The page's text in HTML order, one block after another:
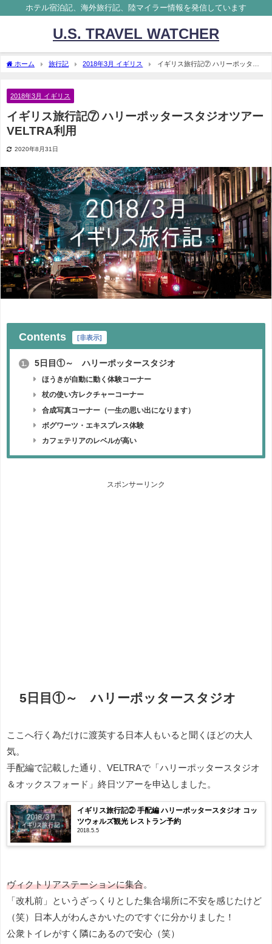
ホテル宿泊記、海外旅行記、陸マイラー情報を発信しています
U.S. TRAVEL WATCHER
ホーム 旅行記 2018年3月 イギリス
イギリス旅行記⑦ ハリーポッター
2018年3月 イギリス
イギリス旅行記⑦ ハリーポッタースタジオツアー
VELTRA利用
2020年8月31日
Contents [非表示]
1. 5日目①～ ハリーポッタースタジオ
ほうきが自動に動く体験コーナー
杖の使い方レクチャーコーナー
合成写真コーナー（一生の思い出になります）
ボグワーツ・エキスプレス体験
カフェテリアのレベルが高い
スポンサーリンク
5日目①～ ハリーポッタースタジオ
ここへ行く為だけに渡英する日本人もいると聞くほどの大人
気。
手配編で記載した通り、VELTRAで「ハリーポッタースタジオ
＆オックスフォード」終日ツアーを申込しました。
イギリス旅行記② 手配編 ハリーポッタースタジオ コッ
ツウォルズ観光 レストラン予約
2018.5.5
ヴィクトリアステーションに集合。
「改札前」というざっくりとした集合場所に不安を感じたけど
（笑）日本人がわんさかいたのですぐに分かりました！
公衆トイレがすく隣にあるので安心（笑）